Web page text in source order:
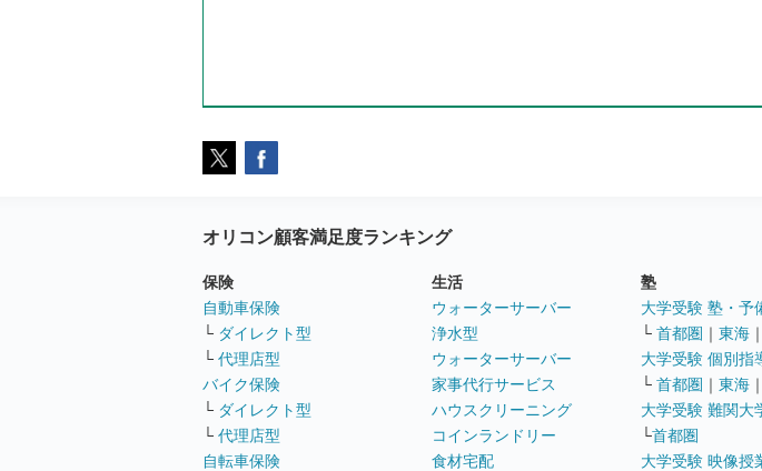
オリコン顧客満足度ランキング
保険
自動車保険
└ ダイレクト型
└ 代理店型
バイク保険
└ ダイレクト型
└ 代理店型
自転車保険
生活
ウォーターサーバー
浄水型
ウォーターサーバー
家事代行サービス
ハウスクリーニング
コインランドリー
食材宅配
塾
大学受験 塾・予
└ 首都圏 ｜ 東海 ｜
大学受験 個別指
└ 首都圏 ｜ 東海 ｜
大学受験 難関大
└首都圏
大学受験 映像授